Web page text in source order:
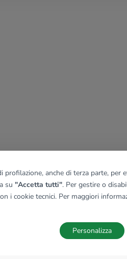
anche di terza parte, per
su "Accetta tutti". Per gestire o
i cookie tecnici. Per maggiori
Personalizza